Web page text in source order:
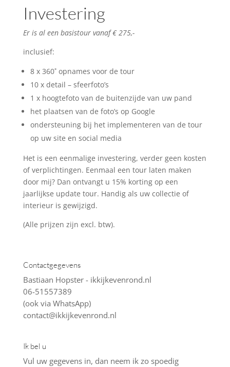
Investering
Er is al een basistour vanaf € 275,-
inclusief:
8 x 360˚ opnames voor de tour
10 x detail – sfeerfoto’s
1 x hoogtefoto van de buitenzijde van uw pand
het plaatsen van de foto’s op Google
ondersteuning bij het implementeren van de tour
op uw site en social media
Het is een eenmalige investering, verder geen kosten
of verplichtingen. Eenmaal een tour laten maken
door mij? Dan ontvangt u 15% korting op een
jaarlijkse update tour. Handig als uw collectie of
interieur is gewijzigd.
(Alle prijzen zijn excl. btw).
Contactgegevens
Bastiaan Hopster - ikkijkevenrond.nl
06-51557389
(ook via WhatsApp)
contact@ikkijkevenrond.nl
Ik bel u
Vul uw gegevens in, dan neem ik zo spoedig